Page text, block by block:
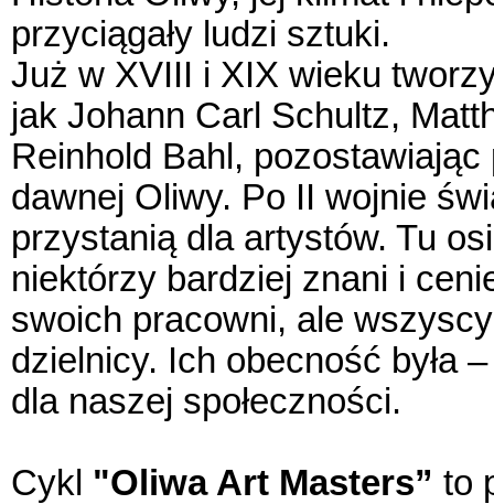
przyciągały ludzi sztuki.
Już w XVIII i XIX wieku
jak Johann Carl Schultz,
Reinhold Bahl,
dawnej Oliwy. Po II wojnie
przystanią dla artystów. Tu
niektórzy bardziej znani i
swoich pracowni, ale
dzielnicy. Ich obecność była
dla naszej społeczności.
Cykl "Oliwa Art Masters” to